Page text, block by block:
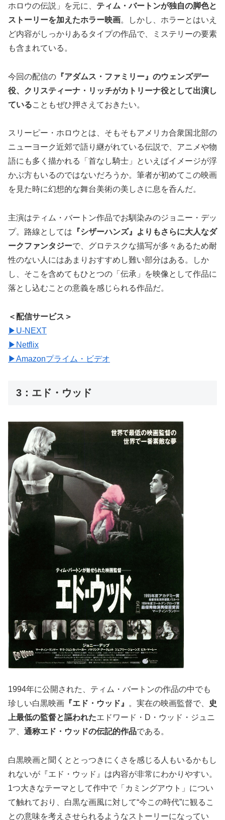
ホロウの伝説」を元に、 ティム・バートンが独自の脚色と
ストーリーを加えたホラー映画。しかし、ホラーとはいえ
ど内容がしっかりあるタイプの作品で、ミステリーの要素
も含まれている。
今回の配信の 『アダムス・ファミリー』のウェンズデー
役、クリスティーナ・リッチがカトリーナ役として出演し
ていることもぜひ押さえておきたい。
スリーピー・ホロウとは、そもそもアメリカ合衆国北部の
ニューヨーク近郊で語り継がれている伝説で、アニメや物
語にも多く描かれる「首なし騎士」といえばイメージが浮
かぶ方もいるのではないだろうか。筆者が初めてこの映画
を見た時に幻想的な舞台美術の美しさに息を呑んだ。
主演はティム・バートン作品でお馴染みのジョニー・デッ
プ。路線としては 『シザーハンズ』よりもさらに大人なダ
ークファンタジーで、グロテスクな描写が多々あるため耐
性のない人にはあまりおすすめし難い部分はある。しか
し、そこを含めてもひとつの「伝承」を映像として作品に
落とし込むことの意義を感じられる作品だ。
＜配信サービス＞
▶︎U-NEXT
▶︎Netflix
▶︎Amazonプライム・ビデオ
3：エド・ウッド
1994年に公開された、ティム・バートンの作品の中でも
珍しい白黒映画 『エド・ウッド』 。実在の映画監督で、
史
上最低の監督と謳われたエドワード・D・ウッド・ジュニ
ア、 通称エド・ウッドの伝記的作品である。
白黒映画と聞くととっつきにくさを感じる人もいるかもし
れないが『エド・ウッド』は内容が非常にわかりやすい。
1つ大きなテーマとして作中で「カミングアウト」につい
て触れており、白黒な画風に対して“今この時代”に観るこ
との意味を考えさせられるようなストーリーになってい